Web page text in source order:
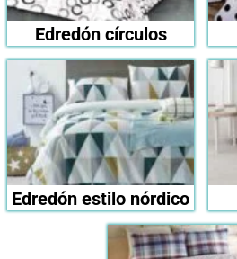
Edredón círculos
Edredón estilo nórdico